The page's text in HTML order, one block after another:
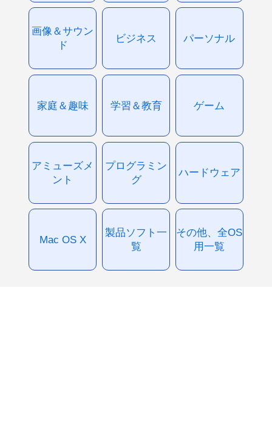
画像＆サウン
ド
ビジネス パーソナル
家庭＆趣味 学習＆教育 ゲーム
アミューズメ
ント
プログラミン
グ
ハードウェア
Mac OS X
製品ソフト一
覧
その他、全OS
用一覧